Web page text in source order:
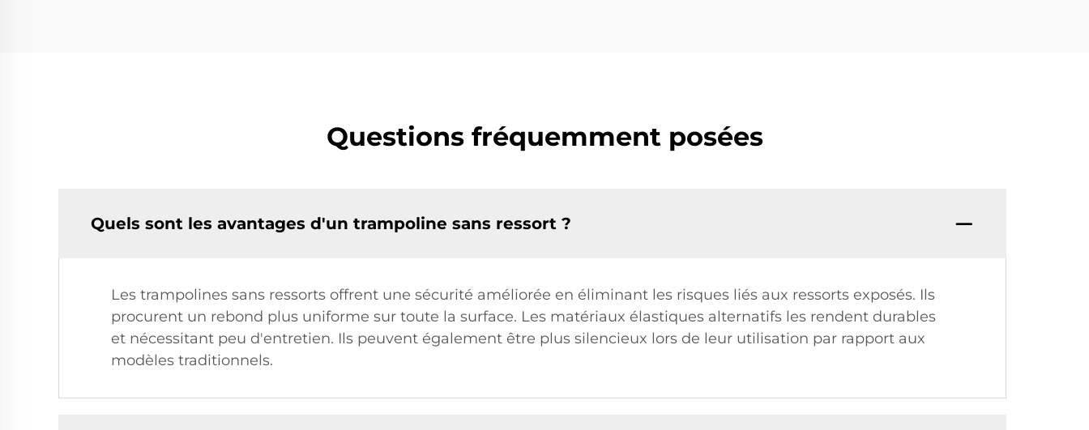
Questions fréquemment posées
Quels sont les avantages d'un trampoline sans ressort ?
Les trampolines sans ressorts offrent une sécurité améliorée en éliminant les risques liés aux ressorts exposés. Ils
procurent un rebond plus uniforme sur toute la surface. Les matériaux élastiques alternatifs les rendent durables
et nécessitant peu d'entretien. Ils peuvent également être plus silencieux lors de leur utilisation par rapport aux
modèles traditionnels.